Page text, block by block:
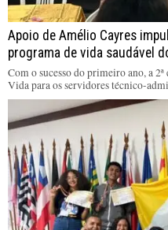
Apoio de Amélio Cayres
programa de vida saudável
Com o sucesso do primeiro ano, a
Vida para os servidores técnico-